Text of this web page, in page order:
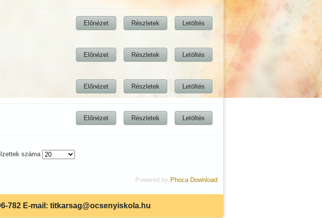
Letöltés
Részletek
Előnézet
Letöltés
Részletek
Előnézet
Letöltés
Részletek
Előnézet
Letöltés
Részletek
Előnézet
száma
Powered by Phoca Download
782 E-mail: titkarsag@ocsenyiskola.hu